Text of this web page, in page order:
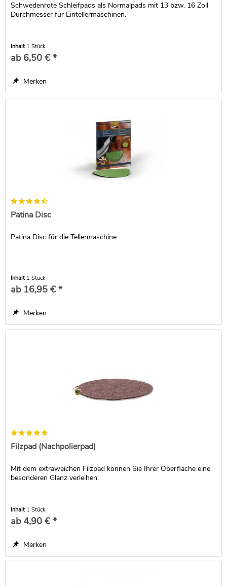
Schwedenrote Schleifpads als Normalpads mit 13 bzw. 16 Zoll
Durchmesser für Eintellermaschinen.
Inhalt 1 Stück
ab 6,50 € *
Merken
Patina Disc
Patina Disc für die Tellermaschine.
Inhalt 1 Stück
ab 16,95 € *
Merken
Filzpad (Nachpolierpad)
Mit dem extraweichen Filzpad können Sie Ihrer Oberfläche eine
besonderen Glanz verleihen.
Inhalt 1 Stück
ab 4,90 € *
Merken